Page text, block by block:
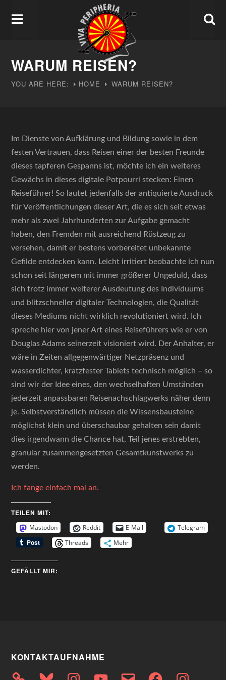
WARUM REISEN?
YOU ARE HERE: HOME WARUM REISEN?
Im Dienste von Aufklärung und Bildung sowie in dem
festen Vertrauen, dass Reisen einer der besten Freunde
dieses tapferen Gespanns ist, möchte ich ein weiteres
Gewächs in dieses digitale Potpourri stecken: Einen
Reiseführer! So lautet jedenfalls der antiquierte Ausdruck
für Veröffentlichungen dieser Art, die es sich seit etwas
mehr als zwei Jahrhunderten zur Aufgabe gemacht
haben, den Fremden mit ausreichend Rüstzeug zu
versehen, damit er bestens vorbereitet unbekannte
Gefilde entdecken kann. Leicht irritiert beobachte ich nun
schon seit längerem mit immer größerer Ungeduld, dass
sich trotz immer weiterer Ausdeutung des Individuums
und blitzschneller digitaler Technologien, die Qualität
dieses Mediums nicht wirklich revolutioniert wird. Ich
spreche hier von jener Art eines Reiseführers wie er von
Douglas Adams seinerzeit visioniert wird. Der Anhalter, er
wäre in Zeiten allgegenwärtiger Netzpräsenz und
wasserdichter, kratzfester Tablets technisch möglich – so
sind wir der Idee eines, den wechselhaften Umständen
jederzeit anpassbaren Reisenachschlagwerks näher denn
je. Selbstverständlich müssen die Wissensbausteine
möglichst klein und überschaubar gehalten sein damit
dies irgendwann die Chance hat, Teil jenes erstrebten,
granular zusammengesetzten Gesamtkunstwerks zu
werden.
Ich fange einfach mal an.
TEILEN MIT:
Mastodon Reddit E-Mail
Telegram
Threads
Mehr
GEFÄLLT MIR:
KONTAKTAUFNAHME
Bluesky InstagramYouTubeE-
FacebookInstagram